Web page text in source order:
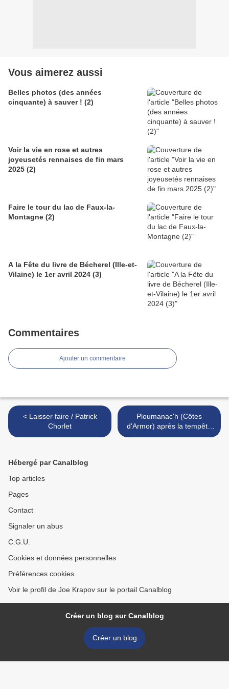
Vous aimerez aussi
Belles photos (des années
cinquante) à sauver ! (2)
Voir la vie en rose et autres
joyeusetés rennaises de fin mars
2025 (2)
Faire le tour du lac de Faux-la-
Montagne (2)
A la Fête du livre de Bécherel (Ille-et-
Vilaine) le 1er avril 2024 (3)
Commentaires
Ajouter un commentaire
< Laisser faire / Patrick
Chorlet
Ploumanac'h (Côtes
d'Armor) après la tempête
le 3 novembre 2023 (1) >
Hébergé par Canalblog
Top articles
Pages
Contact
Signaler un abus
C.G.U.
Cookies et données personnelles
Préférences cookies
Voir le profil de Joe Krapov sur le portail Canalblog
Créer un blog sur Canalblog
Créer un blog